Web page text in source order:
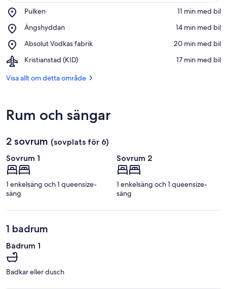
Pulken
Place,
‪11 min med bil‬
Ängshyddan
Place,
‪14 min med bil‬
Absolut Vodkas fabrik
Place,
Vodkas
‪20 min med bil‬
Kristianstad (KID)
Airport,
(KID)
‪17 min med bil‬
Visa allt om detta område
Rum och sängar
2 sovrum (sovplats för 6)
Sovrum 1
1 enkelsäng och 1 queensize-
säng
Sovrum 2
1 enkelsäng och 1 queensize-
säng
1 badrum
Badrum 1
Badkar eller dusch